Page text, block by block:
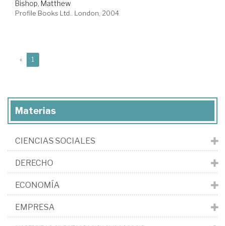
Bishop, Matthew
Profile Books Ltd.. London, 2004
« 1
Materias
CIENCIAS SOCIALES
DERECHO
ECONOMÍA
EMPRESA